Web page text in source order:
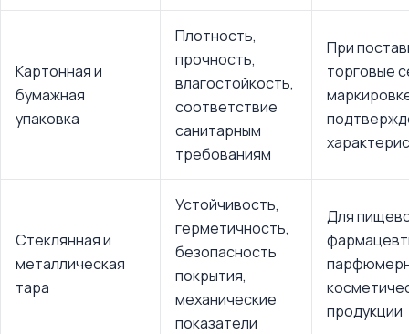
Картонная и
бумажная
упаковка
Плотность,
прочность,
влагостойкость,
соответствие
санитарным
требованиям
При
торговые
Стеклянная и
металлическая
тара
Устойчивость,
герметичность,
безопасность
покрытия,
механические
показатели
Для
продукции